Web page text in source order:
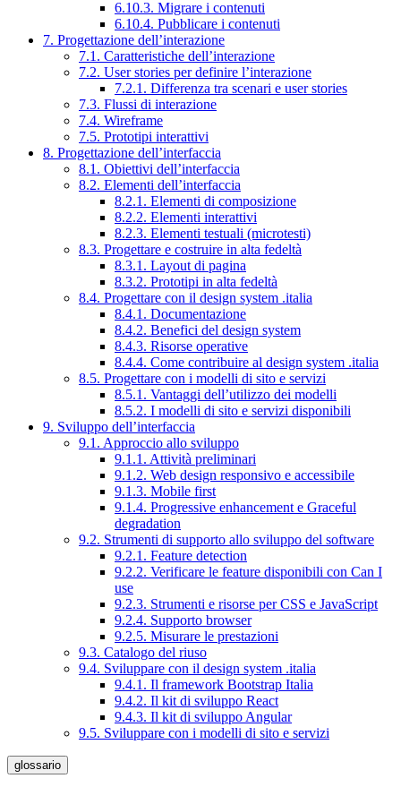
6.10.3. Migrare i contenuti
6.10.4. Pubblicare i contenuti
7. Progettazione dell’interazione
7.1. Caratteristiche dell’interazione
7.2. User stories per definire l’interazione
7.2.1. Differenza tra scenari e user stories
7.3. Flussi di interazione
7.4. Wireframe
7.5. Prototipi interattivi
8. Progettazione dell’interfaccia
8.1. Obiettivi dell’interfaccia
8.2. Elementi dell’interfaccia
8.2.1. Elementi di composizione
8.2.2. Elementi interattivi
8.2.3. Elementi testuali (microtesti)
8.3. Progettare e costruire in alta fedeltà
8.3.1. Layout di pagina
8.3.2. Prototipi in alta fedeltà
8.4. Progettare con il design system .italia
8.4.1. Documentazione
8.4.2. Benefici del design system
8.4.3. Risorse operative
8.4.4. Come contribuire al design system .italia
8.5. Progettare con i modelli di sito e servizi
8.5.1. Vantaggi dell’utilizzo dei modelli
8.5.2. I modelli di sito e servizi disponibili
9. Sviluppo dell’interfaccia
9.1. Approccio allo sviluppo
9.1.1. Attività preliminari
9.1.2. Web design responsivo e accessibile
9.1.3. Mobile first
9.1.4. Progressive enhancement e Graceful
degradation
9.2. Strumenti di supporto allo sviluppo del software
9.2.1. Feature detection
9.2.2. Verificare le feature disponibili con Can I
use
9.2.3. Strumenti e risorse per CSS e JavaScript
9.2.4. Supporto browser
9.2.5. Misurare le prestazioni
9.3. Catalogo del riuso
9.4. Sviluppare con il design system .italia
9.4.1. Il framework Bootstrap Italia
9.4.2. Il kit di sviluppo React
9.4.3. Il kit di sviluppo Angular
9.5. Sviluppare con i modelli di sito e servizi
glossario